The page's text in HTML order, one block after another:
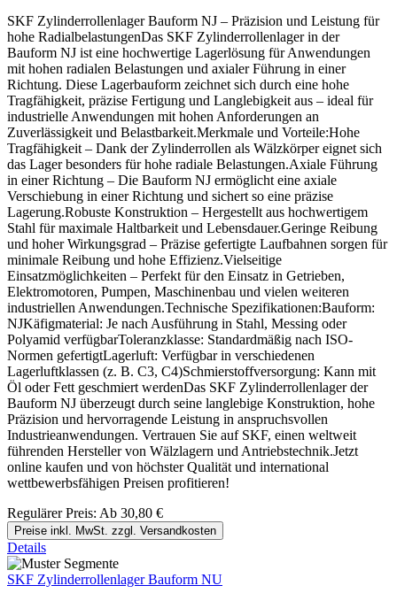
SKF Zylinderrollenlager Bauform NJ – Präzision und Leistung für
hohe RadialbelastungenDas SKF Zylinderrollenlager in der
Bauform NJ ist eine hochwertige Lagerlösung für Anwendungen
mit hohen radialen Belastungen und axialer Führung in einer
Richtung. Diese Lagerbauform zeichnet sich durch eine hohe
Tragfähigkeit, präzise Fertigung und Langlebigkeit aus – ideal für
industrielle Anwendungen mit hohen Anforderungen an
Zuverlässigkeit und Belastbarkeit.Merkmale und Vorteile:Hohe
Tragfähigkeit – Dank der Zylinderrollen als Wälzkörper eignet sich
das Lager besonders für hohe radiale Belastungen.Axiale Führung
in einer Richtung – Die Bauform NJ ermöglicht eine axiale
Verschiebung in einer Richtung und sichert so eine präzise
Lagerung.Robuste Konstruktion – Hergestellt aus hochwertigem
Stahl für maximale Haltbarkeit und Lebensdauer.Geringe Reibung
und hoher Wirkungsgrad – Präzise gefertigte Laufbahnen sorgen für
minimale Reibung und hohe Effizienz.Vielseitige
Einsatzmöglichkeiten – Perfekt für den Einsatz in Getrieben,
Elektromotoren, Pumpen, Maschinenbau und vielen weiteren
industriellen Anwendungen.Technische Spezifikationen:Bauform:
NJKäfigmaterial: Je nach Ausführung in Stahl, Messing oder
Polyamid verfügbarToleranzklasse: Standardmäßig nach ISO-
Normen gefertigtLagerluft: Verfügbar in verschiedenen
Lagerluftklassen (z. B. C3, C4)Schmierstoffversorgung: Kann mit
Öl oder Fett geschmiert werdenDas SKF Zylinderrollenlager der
Bauform NJ überzeugt durch seine langlebige Konstruktion, hohe
Präzision und hervorragende Leistung in anspruchsvollen
Industrieanwendungen. Vertrauen Sie auf SKF, einen weltweit
führenden Hersteller von Wälzlagern und Antriebstechnik.Jetzt
online kaufen und von höchster Qualität und international
wettbewerbsfähigen Preisen profitieren!
Regulärer Preis: Ab 30,80 €
Preise inkl. MwSt. zzgl. Versandkosten
Details
SKF Zylinderrollenlager Bauform NU